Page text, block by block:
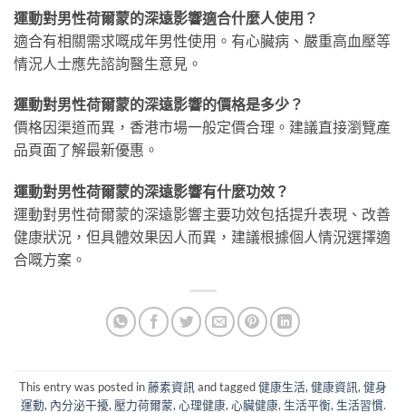
運動對男性荷爾蒙的深遠影響適合什麼人使用？
適合有相關需求嘅成年男性使用。有心臟病、嚴重高血壓等
情況人士應先諮詢醫生意見。
運動對男性荷爾蒙的深遠影響的價格是多少？
價格因渠道而異，香港市場一般定價合理。建議直接瀏覽產
品頁面了解最新優惠。
運動對男性荷爾蒙的深遠影響有什麼功效？
運動對男性荷爾蒙的深遠影響主要功效包括提升表現、改善
健康狀況，但具體效果因人而異，建議根據個人情況選擇適
合嘅方案。
This entry was posted in藤素資訊 and tagged健康生活, 健康資訊, 健身
運動, 內分泌干擾, 壓力荷爾蒙, 心理健康, 心臟健康, 生活平衡, 生活習慣.